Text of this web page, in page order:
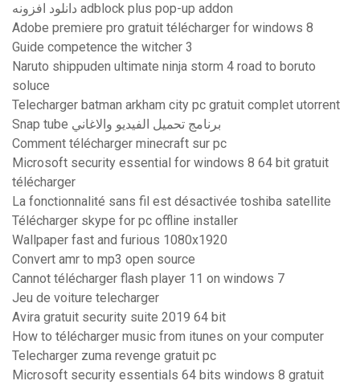
دانلود افزونه adblock plus pop-up addon
Adobe premiere pro gratuit télécharger for windows 8
Guide competence the witcher 3
Naruto shippuden ultimate ninja storm 4 road to boruto
soluce
Telecharger batman arkham city pc gratuit complet utorrent
Snap tube برنامج تحميل الفيديو والاغاني
Comment télécharger minecraft sur pc
Microsoft security essential for windows 8 64 bit gratuit
télécharger
La fonctionnalité sans fil est désactivée toshiba satellite
Télécharger skype for pc offline installer
Wallpaper fast and furious 1080x1920
Convert amr to mp3 open source
Cannot télécharger flash player 11 on windows 7
Jeu de voiture telecharger
Avira gratuit security suite 2019 64 bit
How to télécharger music from itunes on your computer
Telecharger zuma revenge gratuit pc
Microsoft security essentials 64 bits windows 8 gratuit